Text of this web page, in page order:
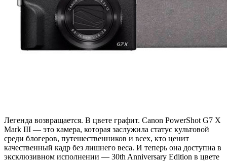
Легенда возвращается. В цвете графит. Canon PowerShot G7 X
Mark III — это камера, которая заслужила статус культовой
среди блогеров, путешественников и всех, кто ценит
качественный кадр без лишнего веса. И теперь она доступна в
эксклюзивном исполнении — 30th Anniversary Edition в цвете